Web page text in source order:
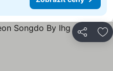
Zdieľať